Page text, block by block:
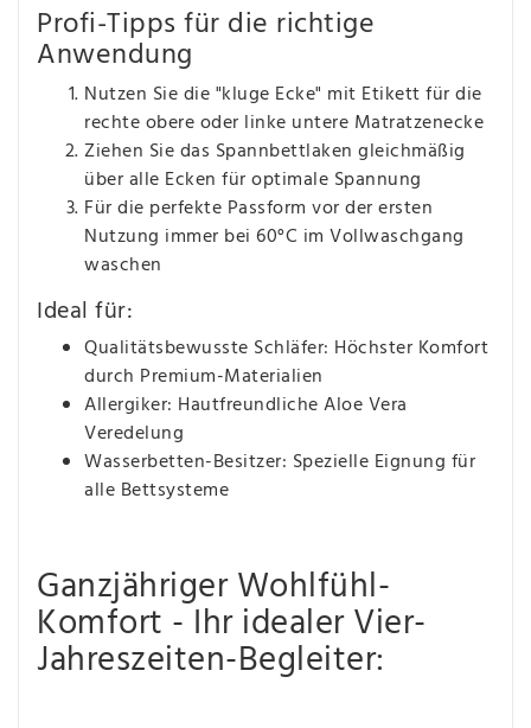
Profi-Tipps für die richtige
Anwendung
Nutzen Sie die "kluge Ecke" mit Etikett für die
rechte obere oder linke untere Matratzenecke
Ziehen Sie das Spannbettlaken gleichmäßig
über alle Ecken für optimale Spannung
Für die perfekte Passform vor der ersten
Nutzung immer bei 60°C im Vollwaschgang
waschen
Ideal für:
Qualitätsbewusste Schläfer: Höchster Komfort
durch Premium-Materialien
Allergiker: Hautfreundliche Aloe Vera
Veredelung
Wasserbetten-Besitzer: Spezielle Eignung für
alle Bettsysteme
Ganzjähriger Wohlfühl-
Komfort - Ihr idealer Vier-
Jahreszeiten-Begleiter: